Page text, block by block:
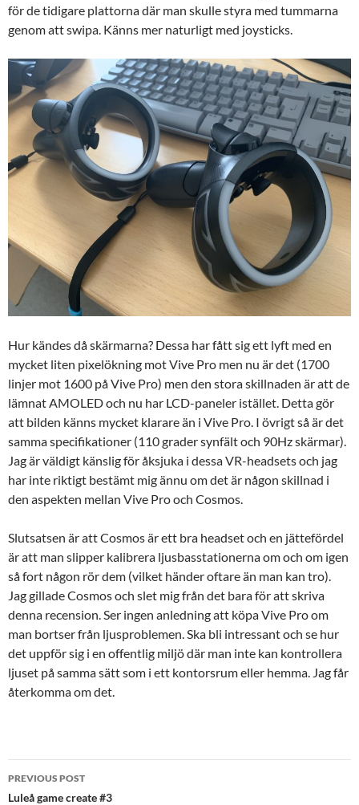
för de tidigare plattorna där man skulle styra med tummarna
genom att swipa. Känns mer naturligt med joysticks.
Hur kändes då skärmarna? Dessa har fått sig ett lyft med en
mycket liten pixelökning mot Vive Pro men nu är det (1700
linjer mot 1600 på Vive Pro) men den stora skillnaden är att de
lämnat AMOLED och nu har LCD-paneler istället. Detta gör
att bilden känns mycket klarare än i Vive Pro. I övrigt så är det
samma specifikationer (110 grader synfält och 90Hz skärmar).
Jag är väldigt känslig för åksjuka i dessa VR-headsets och jag
har inte riktigt bestämt mig ännu om det är någon skillnad i
den aspekten mellan Vive Pro och Cosmos.
Slutsatsen är att Cosmos är ett bra headset och en jättefördel
är att man slipper kalibrera ljusbasstationerna om och om igen
så fort någon rör dem (vilket händer oftare än man kan tro).
Jag gillade Cosmos och slet mig från det bara för att skriva
denna recension. Ser ingen anledning att köpa Vive Pro om
man bortser från ljusproblemen. Ska bli intressant och se hur
det uppför sig i en offentlig miljö där man inte kan kontrollera
ljuset på samma sätt som i ett kontorsrum eller hemma. Jag får
återkomma om det.
Post
PREVIOUS POST
Luleå game create #3